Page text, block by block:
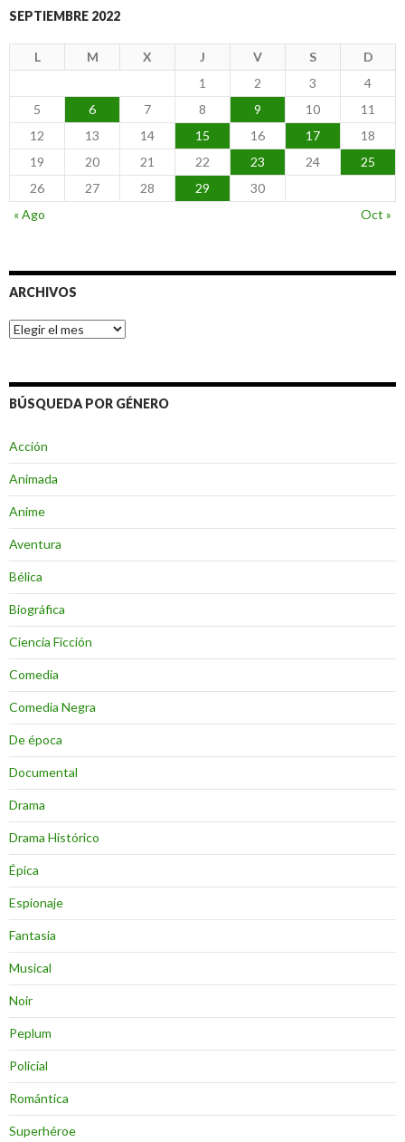
SEPTIEMBRE 2022
L M X J V S
D
1
2 3
4
5
6 7 8 9 10
11
12
13 14 15 16 17
18
19
20 21 22 23 24
25
26
27 28 29
30
« Ago
Oct »
ARCHIVOS
Archivos
BÚSQUEDA POR GÉNERO
Acción
Animada
Anime
Aventura
Bélica
Biográfica
Ciencia Ficción
Comedia
Comedia Negra
De época
Documental
Drama
Drama Histórico
Épica
Espionaje
Fantasia
Musical
Noir
Peplum
Policial
Romántica
Superhéroe